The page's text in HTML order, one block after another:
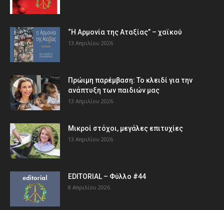
“Η Αρμονία της Αταξίας” – χαϊκού
13 Απριλίου 2026
Πρώιμη παρέμβαση: Το κλειδί για την
ανάπτυξη των παιδιών µας
13 Απριλίου 2026
Μικροί στόχοι, μεγάλες επιτυχίες
13 Απριλίου 2026
EDITORIAL – Φύλλο #44
8 Απριλίου 2026